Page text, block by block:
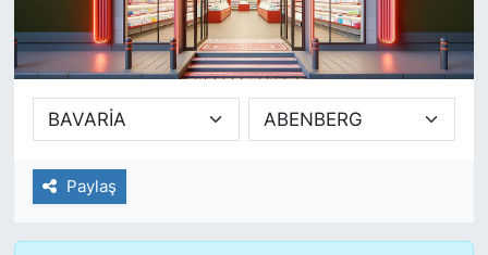
Paylaş
SİYASET
SAĞLIK